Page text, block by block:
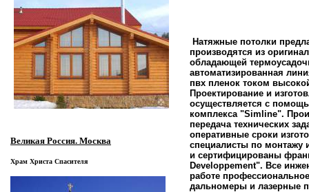
Великая Россия. Москва
Храм Христа Спасителя
Натяжные потолки
производятся из
обладающей
автоматизированная
пвх пленок током
Проектирование и
осуществляется с
комплекса "Simline".
передача технических
оперативные сроки
специалисты по монтажу
и сертифицированы
Developpement". Все
работе
дальномеры и лазерные